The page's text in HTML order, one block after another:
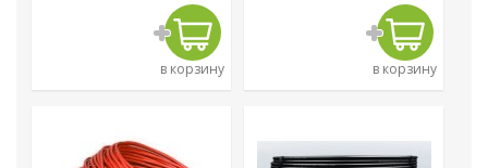
в корзину в корзину